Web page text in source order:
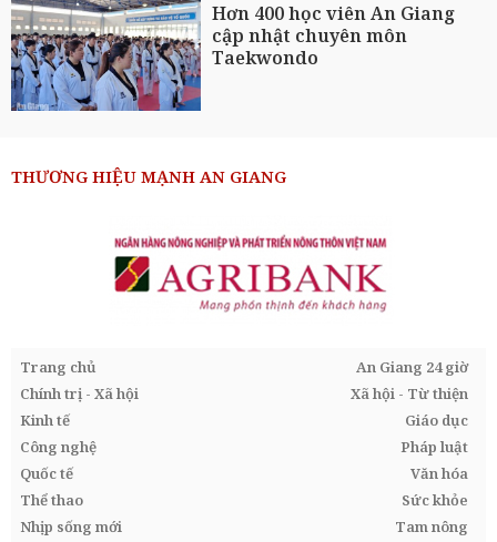
Hơn 400 học viên An Giang
cập nhật chuyên môn
Taekwondo
THƯƠNG HIỆU MẠNH AN GIANG
Trang chủ
An Giang 24 giờ
Chính trị - Xã hội
Xã hội - Từ thiện
Kinh tế
Giáo dục
Công nghệ
Pháp luật
Quốc tế
Văn hóa
Thể thao
Sức khỏe
Nhịp sống mới
Tam nông